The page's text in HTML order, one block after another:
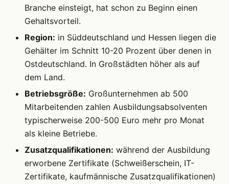
Branche einsteigt, hat schon zu Beginn einen
Gehaltsvorteil.
Region: in Süddeutschland und Hessen liegen die
Gehälter im Schnitt 10-20 Prozent über denen in
Ostdeutschland. In Großstädten höher als auf
dem Land.
Betriebsgröße: Großunternehmen ab 500
Mitarbeitenden zahlen Ausbildungsabsolventen
typischerweise 200-500 Euro mehr pro Monat
als kleine Betriebe.
Zusatzqualifikationen: während der Ausbildung
erworbene Zertifikate (Schweißerschein, IT-
Zertifikate, kaufmännische Zusatzqualifikationen)